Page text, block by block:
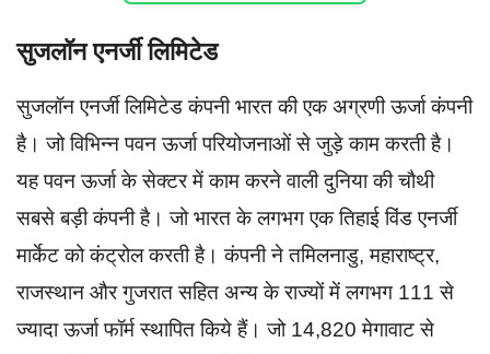
सुजलॉन एनर्जी लिमिटेड
सुजलॉन एनर्जी लिमिटेड कंपनी भारत की एक अग्रणी ऊर्जा कंपनी
है। जो विभिन्न पवन ऊर्जा परियोजनाओं से जुड़े काम करती है।
यह पवन ऊर्जा के सेक्टर में काम करने वाली दुनिया की चौथी
सबसे बड़ी कंपनी है। जो भारत के लगभग एक तिहाई विंड एनर्जी
मार्केट को कंट्रोल करती है। कंपनी ने तमिलनाडु, महाराष्ट्र,
राजस्थान और गुजरात सहित अन्य के राज्यों में लगभग 111 से
ज्यादा ऊर्जा फॉर्म स्थापित किये हैं। जो 14,820 मेगावाट से